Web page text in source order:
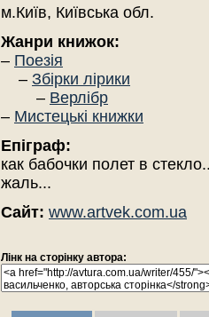
м.Київ, Київська обл.
Жанри книжок:
– Поезія
– Збірки лірики
– Верлібр
– Мистецькі книжки
Епіграф:
как бабочки полет в
жаль...
Сайт: www.artvek.com.ua
Лінк на сторінку автора: